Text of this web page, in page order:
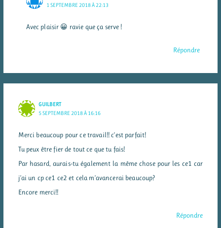
1 SEPTEMBRE 2018 À 22:13
Avec plaisir 😀 ravie que ça serve !
Répondre
GUILBERT
5 SEPTEMBRE 2018 À 16:16
Merci beaucoup pour ce travail!! c’est parfait!
Tu peux être fier de tout ce que tu fais!
Par hasard, aurais-tu également la même chose pour les ce1 car
j’ai un cp ce1 ce2 et cela m’avancerai beaucoup?
Encore merci!!
Répondre